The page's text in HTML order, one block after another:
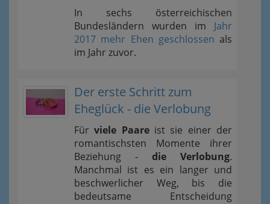
In sechs österreichischen
Bundesländern wurden im Jahr
2017 mehr Ehen geschlossen als
im Jahr zuvor.
Der erste Schritt zum
Eheglück - die Verlobung
Fürviele Paareist sie einer der
romantischsten Momente ihrer
Beziehung - die Verlobung.
Manchmal ist es ein langer und
beschwerlicher Weg, bis die
bedeutsame Entscheidung